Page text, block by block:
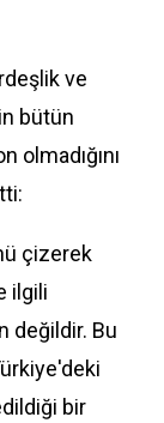
ve
bütün
çizerek
ilgili
değildir. Bu
bir